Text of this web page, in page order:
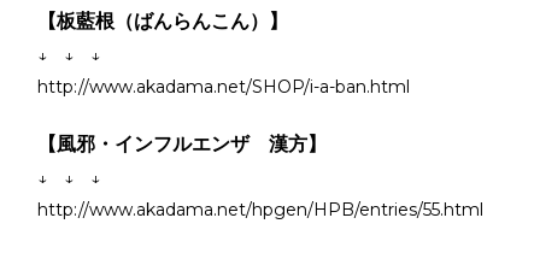
【板藍根（ばんらんこん）】
↓ ↓ ↓
http://www.akadama.net/SHOP/i-a-ban.html
【風邪・インフルエンザ 漢方】
↓ ↓ ↓
http://www.akadama.net/hpgen/HPB/entries/55.html